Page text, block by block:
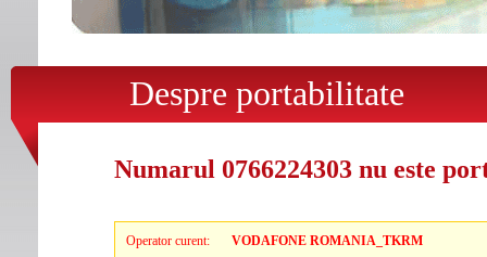
Despre portabilitate
Numarul 0766224303 nu este
Operator curent: VODAFONE ROMANIA_TKRM